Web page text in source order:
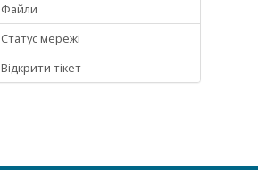
Файли
Статус мережі
Відкрити тікет